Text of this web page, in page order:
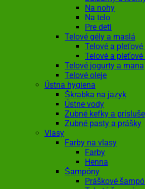
Na nohy
Na telo
Pre deti
Telové gély a maslá
Telové a pleťové
Telové a
Telové jogurty a mana
Telové oleje
Ústna hygiena
Škrabka na jazyk
Ústne vody
Zubné kefky a
Zubné pasty a prášky
Vlasy
Farby na vlasy
Farby
Henna
Šampóny
Práškové